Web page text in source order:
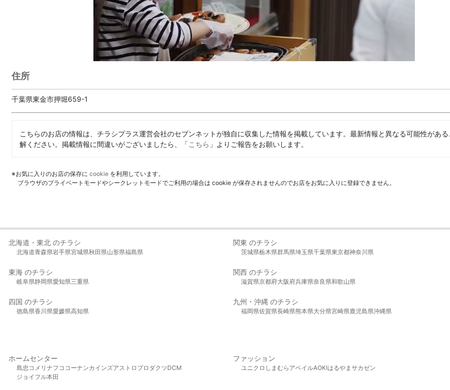
住所
千葉県東金市押堀659-1
こちらのお店の情報は、チラシプラス運営会社のセブンネットが独自に収集した情報を掲載しています。最新情報と異なる可能性があ
解ください。掲載情報に間違いがございましたら、「こちら 」よりご報告をお願いします。
※お気に入りのお店の保存に cookie を利用しています。
ブラウザのプライベートモードやシークレットモードでご利用の場合は cookie が保存されませんのでお店をお気に入りに登録できません。
北海道・東北 のチラシ
北海道青森県岩手県宮城県秋田県山形県福島県
関東 のチラシ
茨城県栃木県群馬県埼玉県千葉県東京都神奈川県
東海 のチラシ
岐阜県静岡県愛知県三重県
関西 のチラシ
滋賀県京都府大阪府兵庫県奈良県和歌山県
四国 のチラシ
徳島県香川県愛媛県高知県
九州・沖縄 のチラシ
福岡県佐賀県長崎県熊本県大分県宮崎県鹿児島県沖縄県
ホームセンター
島忠 コメリ ナフコ コーナンカインズアストロプロダクツDCM
ジョイフル本田
ファッション
ユニクロ しまむら アベイルAOKIはるやま サカゼン